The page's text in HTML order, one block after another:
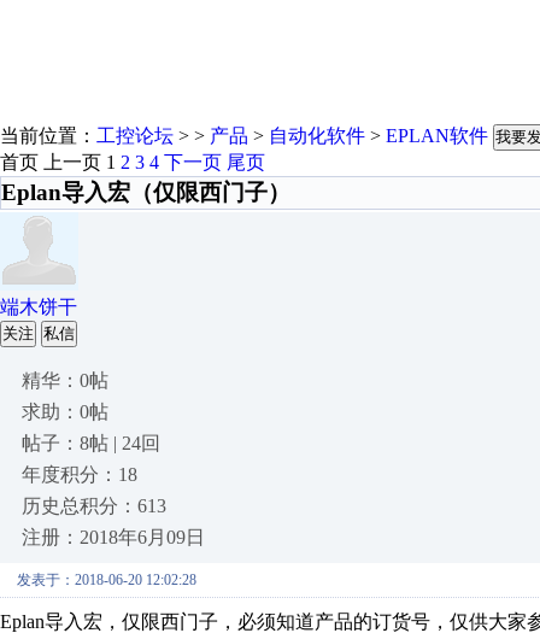
当前位置： 工控论坛 > > 产品 > 自动化软件 > EPLAN软件 我要
首页 上一页 1 2 3 4 下一页 尾页
Eplan导入宏（仅限西门子）
端木饼干
关注 私信
精华：0帖
求助：0帖
帖子：8帖 | 24回
年度积分：18
历史总积分：613
注册：2018年6月09日
发表于：2018-06-20 12:02:28
Eplan导入宏，仅限西门子，必须知道产品的订货号，仅供大家